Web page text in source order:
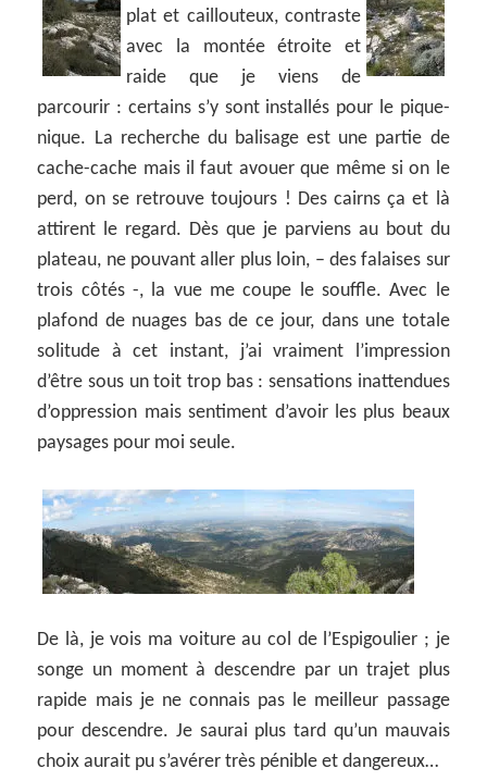
plat et caillouteux, contraste
avec la montée étroite et
raide que je viens de
parcourir : certains s’y sont installés pour le pique-
nique. La recherche du balisage est une partie de
cache-cache mais il faut avouer que même si on le
perd, on se retrouve toujours ! Des cairns ça et là
attirent le regard. Dès que je parviens au bout du
plateau, ne pouvant aller plus loin, – des falaises sur
trois côtés -, la vue me coupe le souffle. Avec le
plafond de nuages bas de ce jour, dans une totale
solitude à cet instant, j’ai vraiment l’impression
d’être sous un toit trop bas : sensations inattendues
d’oppression mais sentiment d’avoir les plus beaux
paysages pour moi seule.
De là, je vois ma voiture au col de l’Espigoulier ; je
songe un moment à descendre par un trajet plus
rapide mais je ne connais pas le meilleur passage
pour descendre. Je saurai plus tard qu’un mauvais
choix aurait pu s’avérer très pénible et dangereux…